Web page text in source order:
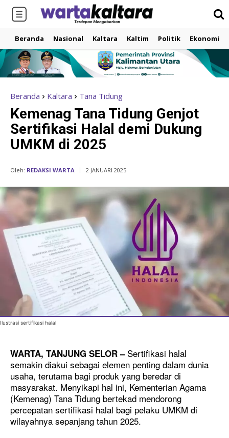
Beranda Nasional Kaltara Kaltim Politik Ekonomi
Beranda Kaltara Tana Tidung
Kemenag Tana Tidung Genjot
Sertifikasi Halal demi Dukung
UMKM di 2025
Oleh: REDAKSI WARTA 2 JANUARI 2025
Ilustrasi sertifikasi halal
WARTA, TANJUNG SELOR –Sertifikasi halal
semakin diakui sebagai elemen penting dalam dunia
usaha, terutama bagi produk yang beredar di
masyarakat. Menyikapi hal ini, Kementerian Agama
(Kemenag) Tana Tidung bertekad mendorong
percepatan sertifikasi halal bagi pelaku UMKM di
wilayahnya sepanjang tahun 2025.